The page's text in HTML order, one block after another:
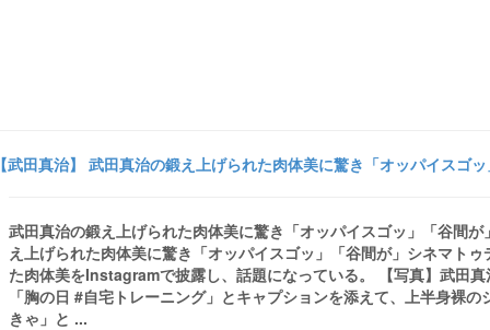
【武田真治】 武田真治の鍛え上げられた肉体美に驚き「オッパイスゴ
武田真治の鍛え上げられた肉体美に驚き「オッパイスゴッ」「谷間
え上げられた肉体美に驚き「オッパイスゴッ」「谷間が」シネマト
た肉体美をInstagramで披露し、話題になっている。 【写真】武田
「胸の日 #自宅トレーニング」とキャプションを添えて、上半身裸
きゃ」と ...